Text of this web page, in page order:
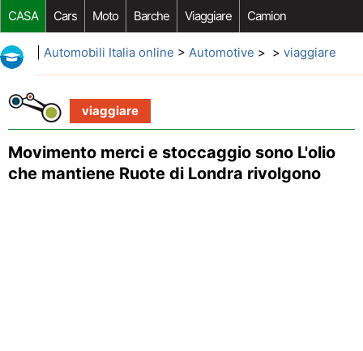
CASA Cars Moto Barche Viaggiare Camion
Riparazione Auto Acquisto Auto Car Opzioni Aftermarket
Automobili Italia online > Automotive > > viaggiare
viaggiare
Movimento merci e stoccaggio sono L'olio
che mantiene Ruote di Londra rivolgono